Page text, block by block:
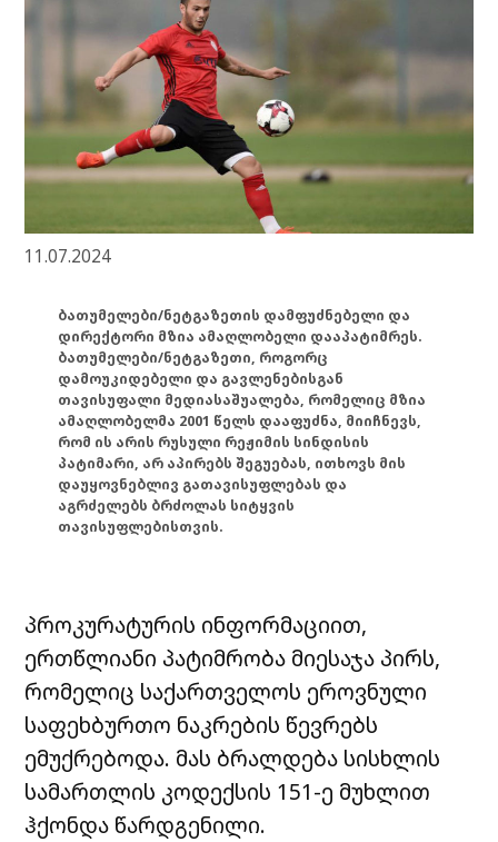
11.07.2024
ბათუმელები/ნეტგაზეთის დამფუძნებელი და
დირექტორი მზია ამაღლობელი დააპატიმრეს.
ბათუმელები/ნეტგაზეთი, როგორც
დამოუკიდებელი და გავლენებისგან
თავისუფალი მედიასაშუალება, რომელიც მზია
ამაღლობელმა 2001 წელს დააფუძნა, მიიჩნევს,
რომ ის არის რუსული რეჟიმის სინდისის
პატიმარი, არ აპირებს შეგუებას, ითხოვს მის
დაუყოვნებლივ გათავისუფლებას და
აგრძელებს ბრძოლას სიტყვის
თავისუფლებისთვის.
პროკურატურის ინფორმაციით,
ერთწლიანი პატიმრობა მიესაჯა პირს,
რომელიც საქართველოს ეროვნული
საფეხბურთო ნაკრების წევრებს
ემუქრებოდა. მას ბრალდება სისხლის
სამართლის კოდექსის 151-ე მუხლით
ჰქონდა წარდგენილი.